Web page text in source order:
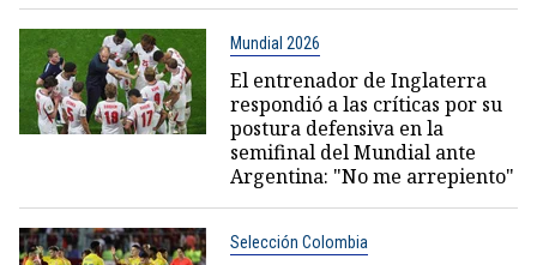
Mundial 2026
El entrenador de Inglaterra
respondió a las críticas por su
postura defensiva en la
semifinal del Mundial ante
Argentina: "No me arrepiento"
Selección Colombia